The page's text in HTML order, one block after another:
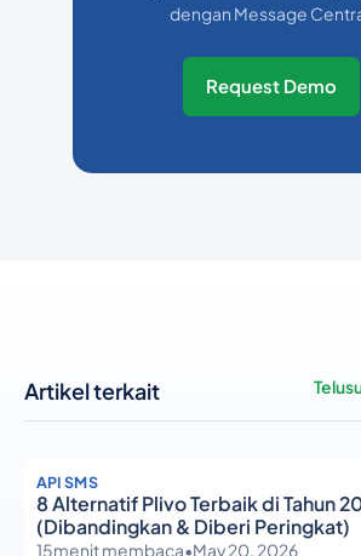
dengan Message
Request Demo
Artikel terkait
API SMS
8 Alternatif Plivo Terbaik di Tahun
(Dibandingkan & Diberi Peringkat)
15menit membaca•May 20, 2026